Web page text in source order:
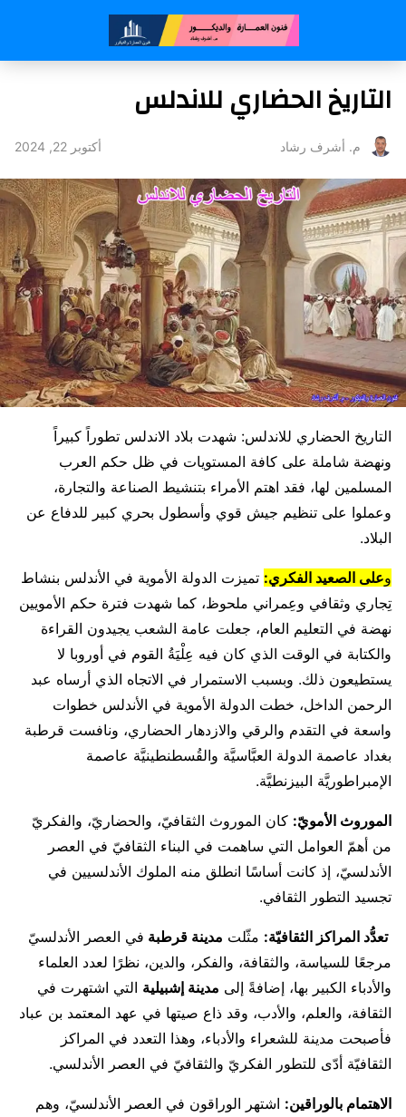
التاريخ الحضاري للاندلس
م. أشرف رشاد أكتوبر 22, 2024
التاريخ الحضاري للاندلس: شهدت بلاد الاندلس تطوراً كبيراً
ونهضة شاملة على كافة المستويات في ظل حكم العرب
المسلمين لها، فقد اهتم الأمراء بتنشيط الصناعة والتجارة،
وعملوا على تنظيم جيش قوي وأسطول بحري كبير للدفاع عن
البلاد.
وعلى الصعيد الفكري: تميزت الدولة الأموية في الأندلس بنشاط
تِجاري وثقافي وعِمراني ملحوظ، كما شهدت فترة حكم الأمويين
نهضة في التعليم العام، جعلت عامة الشعب يجيدون القراءة
والكتابة في الوقت الذي كان فيه عِلْيَةُ القوم في أوروبا لا
يستطيعون ذلك. وبسبب الاستمرار في الاتجاه الذي أرساه عبد
الرحمن الداخل، خطت الدولة الأموية في الأندلس خطوات
واسعة في التقدم والرقي والازدهار الحضاري، ونافست قرطبة
بغداد عاصمة الدولة العبَّاسيَّة والقُسطنطينيَّة عاصمة
الإمبراطوريَّة البيزنطيَّة.
الموروث الأمويّ: كان الموروث الثقافيّ، والحضاريّ، والفكريّ
من أهمّ العوامل التي ساهمت في البناء الثقافيّ في العصر
الأندلسيّ، إذ كانت أساسًا انطلق منه الملوك الأندلسيين في
تجسيد التطور الثقافي.
تعدُّد المراكز الثقافيّة: مثّلت مدينة قرطبة في العصر الأندلسيّ
مرجعًا للسياسة، والثقافة، والفكر، والدين، نظرًا لعدد العلماء
والأدباء الكبير بها، إضافةً إلى مدينة إشبيلية التي اشتهرت في
الثقافة، والعلم، والأدب، وقد ذاع صيتها في عهد المعتمد بن عباد
فأصبحت مدينة للشعراء والأدباء، وهذا التعدد في المراكز
الثقافيّة أدّى للتطور الفكريّ والثقافيّ في العصر الأندلسي.
الاهتمام بالوراقين: اشتهر الوراقون في العصر الأندلسيّ، وهم